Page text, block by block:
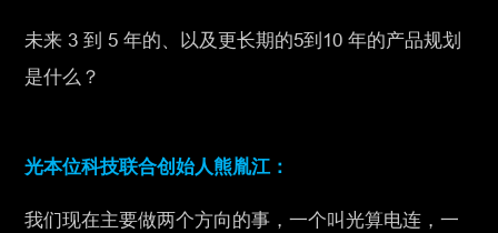
未来 3 到 5 年的、以及更长期的5到10 年的产品规划
是什么？
光本位科技联合创始人熊胤江：
我们现在主要做两个方向的事，一个叫光算电连，一